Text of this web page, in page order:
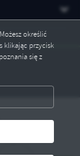
określić
klikając przycisk
się z